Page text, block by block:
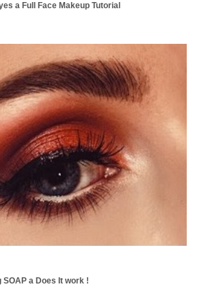
a Full Face Makeup Tutorial
a Does It work !